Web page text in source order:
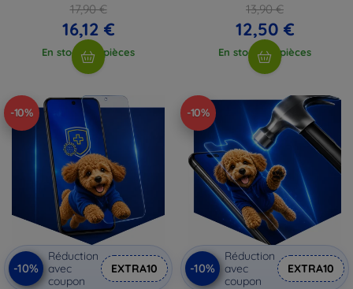
17,90 €
16,12 €
En stock > 5 pièces
13,90 €
12,50 €
En stock > 5 pièces
-10%
-10%
Réduction
avec
coupon
EXTRA10
-10%
-10%
Réduction
avec
coupon
EXTRA10